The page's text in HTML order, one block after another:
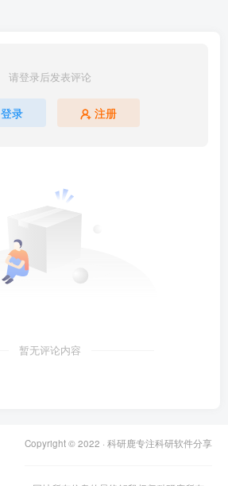
请登录后发表评论
登录 注册
暂无评论内容
Copyright © 2022 · 科研鹿专注科研软件分享